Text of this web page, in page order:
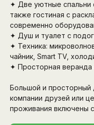
✦ Две уютные спальни
также гостиная с
современно
✦ Душ и туалет с
✦ Техника:
чайник, Smart TV,
✦ Просторная
Большой и просторный
компании друзей или
проживания включены